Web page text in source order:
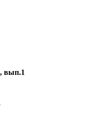
вып.1